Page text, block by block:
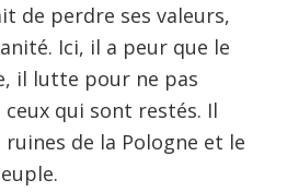
de perdre ses valeurs,
Ici, il a peur que le
il lutte pour ne pas
qui sont restés. Il
ruines de la Pologne et le